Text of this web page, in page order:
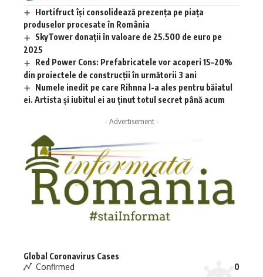
Hortifruct își consolidează prezența pe piața
produselor procesate în România
SkyTower donații în valoare de 25.500 de euro pe
2025
Red Power Cons: Prefabricatele vor acoperi 15–20%
din proiectele de construcții în următorii 3 ani
Numele inedit pe care Rihnna l-a ales pentru băiatul
ei. Artista și iubitul ei au ținut totul secret până acum
- Advertisement -
Global Coronavirus Cases
Confirmed
0